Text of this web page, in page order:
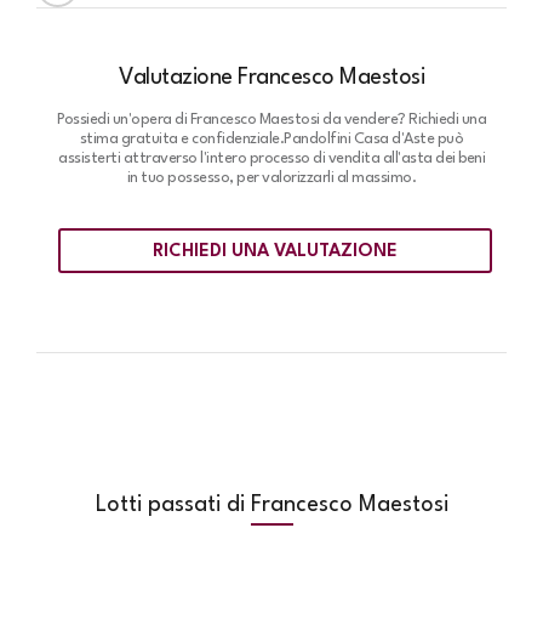
Valutazione Francesco Maestosi
Possiedi un'opera di Francesco Maestosi da vendere? Richiedi una
stima gratuita e confidenziale.Pandolfini Casa d'Aste può
assisterti attraverso l'intero processo di vendita all'asta dei beni
in tuo possesso, per valorizzarli al massimo.
RICHIEDI UNA VALUTAZIONE
Lotti passati di Francesco Maestosi